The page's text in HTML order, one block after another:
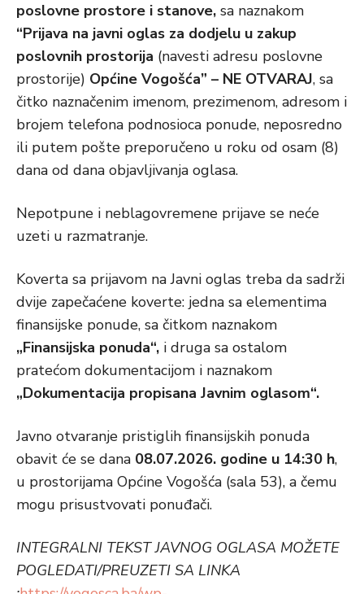
poslovne prostore i stanove, sa naznakom
“Prijava na javni oglas za dodjelu u zakup
poslovnih prostorija (navesti adresu poslovne
prostorije) Općine Vogošća” – NE OTVARAJ, sa
čitko naznačenim imenom, prezimenom, adresom i
brojem telefona podnosioca ponude, neposredno
ili putem pošte preporučeno u roku od osam (8)
dana od dana objavljivanja oglasa.
Nepotpune i neblagovremene prijave se neće
uzeti u razmatranje.
Koverta sa prijavom na Javni oglas treba da sadrži
dvije zapečaćene koverte: jedna sa elementima
finansijske ponude, sa čitkom naznakom
„Finansijska ponuda“, i druga sa ostalom
pratećom dokumentacijom i naznakom
„Dokumentacija propisana Javnim oglasom“.
Javno otvaranje pristiglih finansijskih ponuda
obavit će se dana 08.07.2026. godine u 14:30 h,
u prostorijama Općine Vogošća (sala 53), a čemu
mogu prisustvovati ponuđači.
INTEGRALNI TEKST JAVNOG OGLASA MOŽETE
POGLEDATI/PREUZETI SA LINKA